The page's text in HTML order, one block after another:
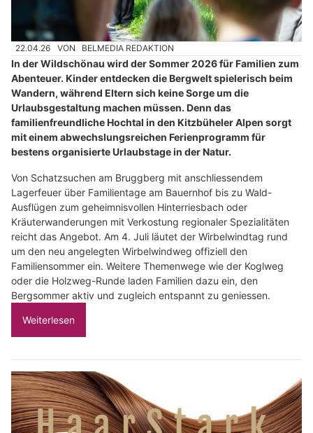
22.04.26 VON BELMEDIA REDAKTION
In der Wildschönau wird der Sommer 2026 für Familien zum
Abenteuer. Kinder entdecken die Bergwelt spielerisch beim
Wandern, während Eltern sich keine Sorge um die
Urlaubsgestaltung machen müssen. Denn das
familienfreundliche Hochtal in den Kitzbüheler Alpen sorgt
mit einem abwechslungsreichen Ferienprogramm für
bestens organisierte Urlaubstage in der Natur.
Von Schatzsuchen am Bruggberg mit anschliessendem
Lagerfeuer über Familientage am Bauernhof bis zu Wald-
Ausflügen zum geheimnisvollen Hinterriesbach oder
Kräuterwanderungen mit Verkostung regionaler Spezialitäten
reicht das Angebot. Am 4. Juli läutet der Wirbelwindtag rund
um den neu angelegten Wirbelwindweg offiziell den
Familiensommer ein. Weitere Themenwege wie der Koglweg
oder die Holzweg-Runde laden Familien dazu ein, den
Bergsommer aktiv und zugleich entspannt zu geniessen.
Weiterlesen